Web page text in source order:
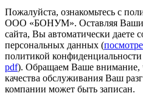
Пожалуйста, ознакомьтесь с
ООО «БОНУМ». Оставляя Ваши
сайта, Вы автоматически даете
персональных данных (
политикой
pdf). Обращаем Ваше внимание,
качества обслуживания Ваш
компании может быть записан.